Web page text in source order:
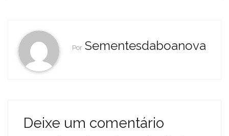
Por Sementesdaboanova
Deixe um comentário